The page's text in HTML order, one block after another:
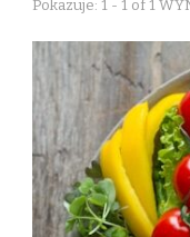
Pokazuje: 1 - 1 of 1